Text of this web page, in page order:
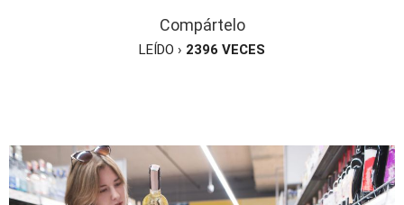
Compártelo
LEÍDO › 2396 VECES